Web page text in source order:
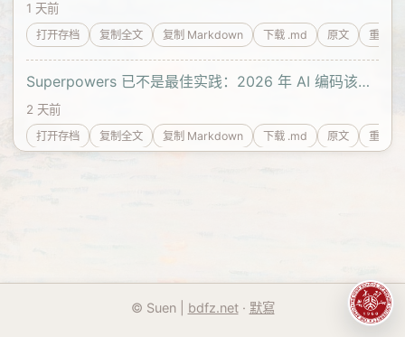
1 天前
打开存档 复制全文 复制 Markdown 下载 .md 原文 重新解
Superpowers 已不是最佳实践：2026 年 AI 编码该换轻量思路
2 天前
打开存档 复制全文 复制 Markdown 下载 .md 原文 重新解
© Suen | bdfz.net· 默寫